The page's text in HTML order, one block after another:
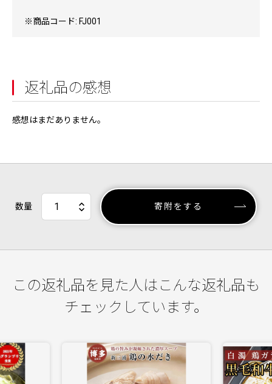
※商品コード: FJ001
返礼品の感想
感想はまだありません。
数量 寄附をする
この返礼品を見た人はこんな返礼品も
チェックしています。